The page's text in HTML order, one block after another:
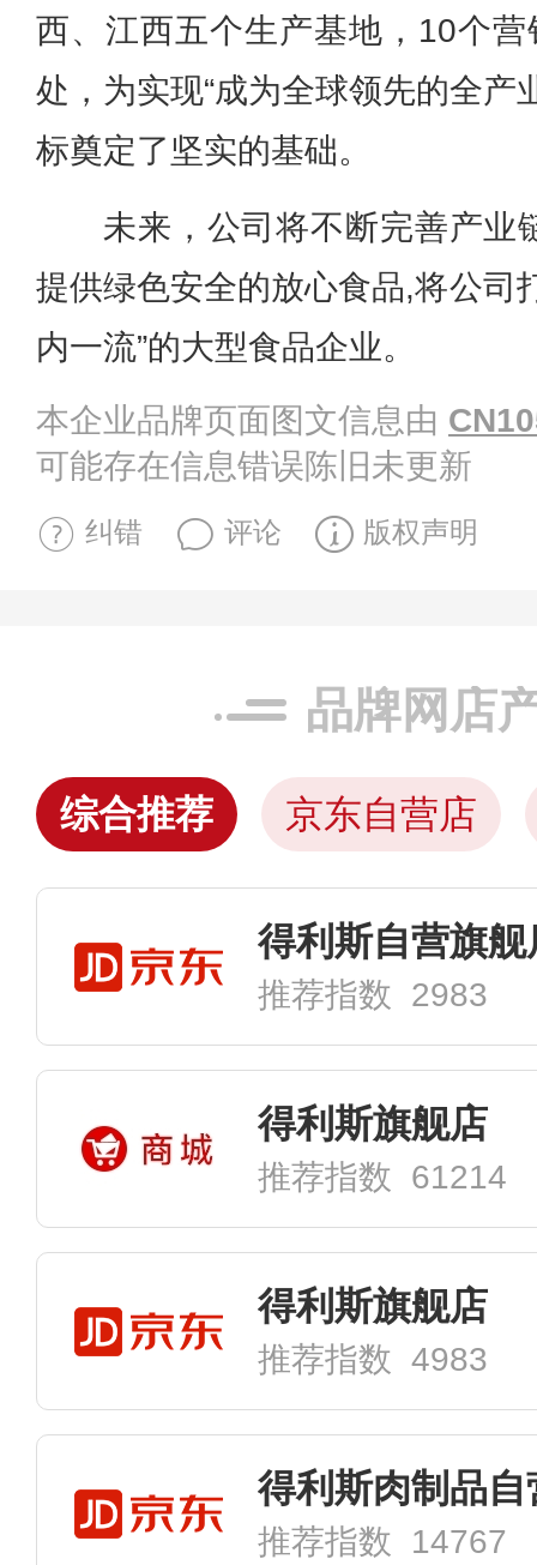
西、江西五个生产基地，10个
处，为实现“成为全球领先的全产
标奠定了坚实的基础。
未来，公司将不断完善产业
提供绿色安全的放心食品,将公司
内一流”的大型食品企业。
本企业品牌页面图文信息由
可能存在信息错误陈旧未更新
纠错 评论 版权声明
品牌网店
综合推荐 京东自营店
得利斯自营旗舰
推荐指数 2983
得利斯旗舰店
推荐指数 61214
得利斯旗舰店
推荐指数 4983
得利斯肉制品
推荐指数 14767